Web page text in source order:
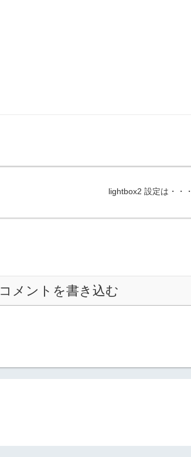
lightbox2 設定は・・・
コメントを書き込む